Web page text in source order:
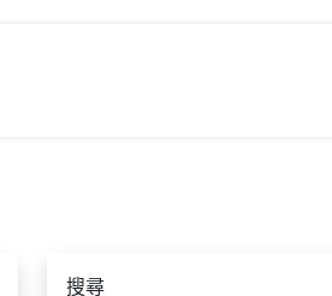
搜尋